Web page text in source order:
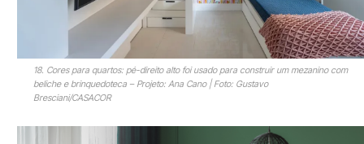
18. Cores para quartos: pé-direito alto foi usado para construir um mezanino com
beliche e brinquedoteca – Projeto: Ana Cano | Foto: Gustavo
Bresciani/CASACOR